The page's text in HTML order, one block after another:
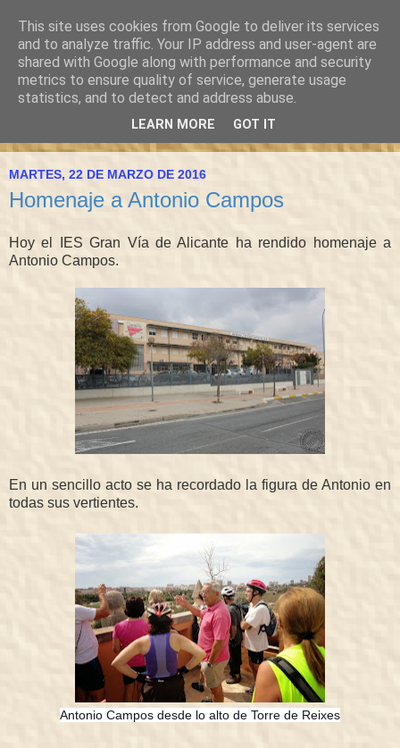
MARTES, 22 DE MARZO DE 2016
Homenaje a Antonio Campos
Hoy el IES Gran Vía de Alicante ha rendido homenaje a
Antonio Campos.
En un sencillo acto se ha recordado la figura de Antonio en
todas sus vertientes.
Antonio Campos desde lo alto de Torre de Reixes
This site uses cookies from Google to deliver its services
and to analyze traffic. Your IP address and user-agent are
shared with Google along with performance and security
metrics to ensure quality of service, generate usage
statistics, and to detect and address abuse.
LEARN MORE GOT IT